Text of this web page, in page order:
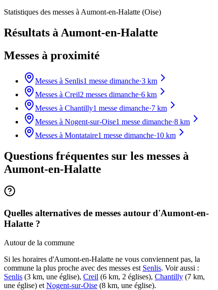
Statistiques des messes à Aumont-en-Halatte (Oise)
Résultats à Aumont-en-Halatte
Messes à proximité
Messes à Senlis1 messe dimanche·3 km
Messes à Creil2 messes dimanche·6 km
Messes à Chantilly1 messe dimanche·7 km
Messes à Nogent-sur-Oise1 messe dimanche·8 km
Messes à Montataire1 messe dimanche·10 km
Questions fréquentes sur les messes à
Aumont-en-Halatte
Quelles alternatives de messes autour d'Aumont-en-
Halatte ?
Autour de la commune
Si les horaires d'Aumont-en-Halatte ne vous conviennent pas, la
commune la plus proche avec des messes est Senlis. Voir aussi :
Senlis (3 km, une église), Creil (6 km, 2 églises), Chantilly (7 km,
une église) et Nogent-sur-Oise (8 km, une église).